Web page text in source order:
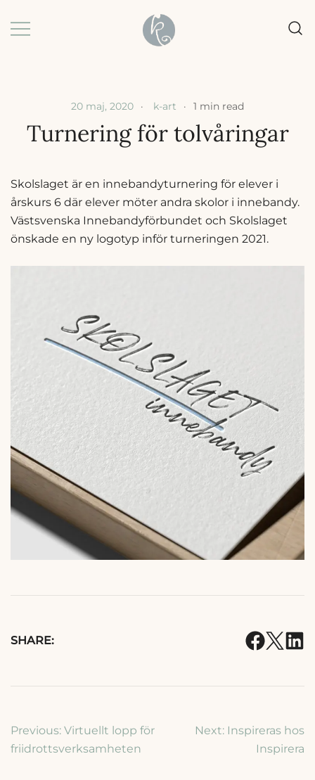
to
20 maj, 2020 k-art 1 min read
Turnering för tolvåringar
Skolslaget är en innebandyturnering för elever i
årskurs 6 där elever möter andra skolor i innebandy.
Västsvenska Innebandyförbundet och Skolslaget
önskade en ny logotyp inför turneringen 2021.
SHARE:
Inläggsnavigering
Previous: Virtuellt lopp för
friidrottsverksamheten
Next: Inspireras hos
Inspirera